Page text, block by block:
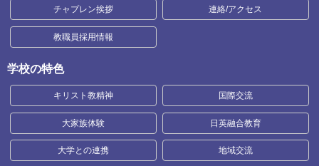
チャプレン挨拶 連絡/アクセス
教職員採用情報
学校の特色
キリスト教精神 国際交流
大家族体験 日英融合教育
大学との連携 地域交流